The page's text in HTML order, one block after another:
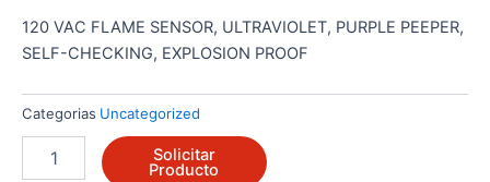
120 VAC FLAME SENSOR, ULTRAVIOLET, PURPLE PEEPER,
SELF-CHECKING, EXPLOSION PROOF
Categorias Uncategorized
C7061F2001
cantidad
Solicitar
Producto